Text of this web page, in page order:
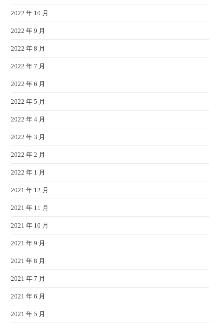
2022 年 10 月
2022 年 9 月
2022 年 8 月
2022 年 7 月
2022 年 6 月
2022 年 5 月
2022 年 4 月
2022 年 3 月
2022 年 2 月
2022 年 1 月
2021 年 12 月
2021 年 11 月
2021 年 10 月
2021 年 9 月
2021 年 8 月
2021 年 7 月
2021 年 6 月
2021 年 5 月